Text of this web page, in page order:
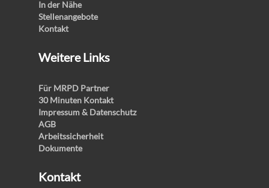
In der Nähe
Stellenangebote
Kontakt
Weitere Links
Für MRPD Partner
30 Minuten Kontakt
Impressum & Datenschutz
AGB
Arbeitssicherheit
Dokumente
Kontakt